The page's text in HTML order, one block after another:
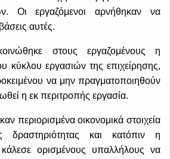
Οι εργαζόμενοι αρνήθηκαν να
αυτές.
στους εργαζομένους η
κύκλου εργασιών της επιχείρησης,
να μην πραγματοποιηθούν
η εκ περιτροπής εργασία.
περιορισμένα οικονομικά στοιχεία
δραστηριότητας και κατόπιν η
ορισμένους υπαλλήλους να